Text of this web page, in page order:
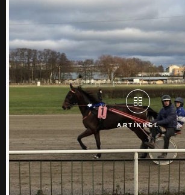
ARTIKKEL